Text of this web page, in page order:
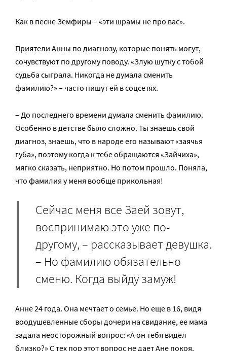
Как в песне Земфиры – «эти шрамы не про вас».
Приятели Анны по диагнозу, которые понять могут,
сочувствуют по другому поводу. «Злую шутку с тобой
судьба сыграла. Никогда не думала сменить
фамилию?» – часто пишут ей в соцсетях.
– До последнего времени думала сменить фамилию.
Особенно в детстве было сложно. Ты знаешь свой
диагноз, знаешь, что в народе его называют «заячья
губа», поэтому когда к тебе обращаются «Зайчиха»,
мягко сказать, неприятно. Но потом прошло. Поняла,
что фамилия у меня вообще прикольная!
Сейчас меня все Заей зовут,
воспринимаю это уже по-
другому, – рассказывает девушка.
– Но фамилию обязательно
сменю. Когда выйду замуж!
Анне 24 года. Она мечтает о семье. Но еще в 16, видя
воодушевленные сборы дочери на свидание, ее мама
задала неосторожный вопрос: «А он тебя видел
близко?» С тех пор этот вопрос не дает Ане покоя.